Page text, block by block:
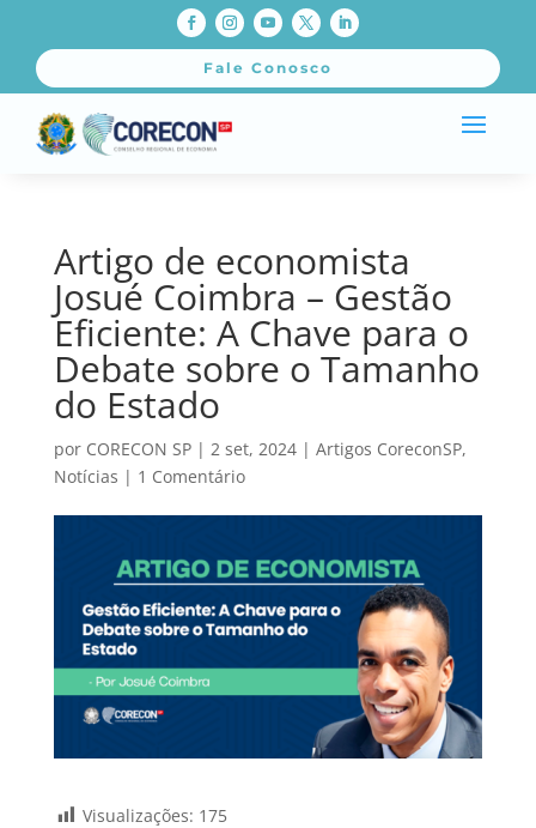
Fale Conosco
Artigo de economista
Josué Coimbra – Gestão
Eficiente: A Chave para o
Debate sobre o Tamanho
do Estado
por CORECON SP| 2 set, 2024| Artigos CoreconSP,
Notícias | 1 Comentário
Visualizações: 175